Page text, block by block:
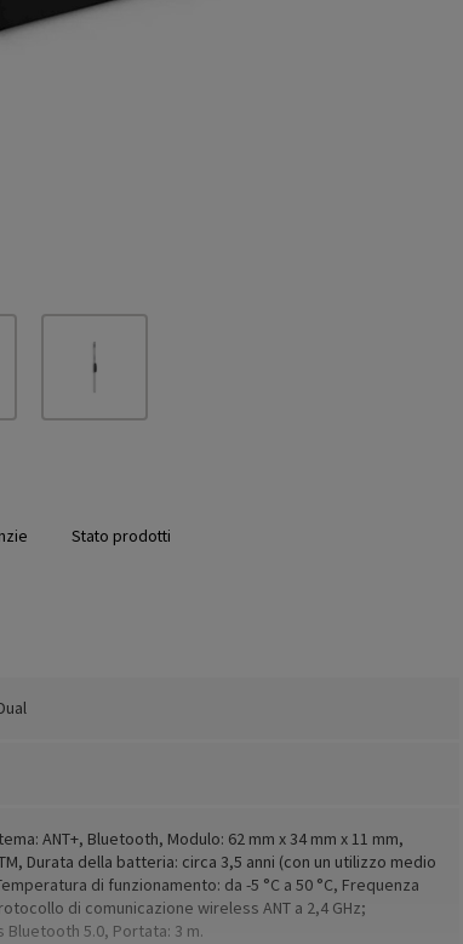
Stato prodotti
ANT+, Bluetooth, Modulo: 62 mm x 34 mm x 11 mm,
Durata della batteria: circa 3,5 anni (con un utilizzo medio
di funzionamento: da -5 °C a 50 °C, Frequenza
di comunicazione wireless ANT a 2,4 GHz;
5.0, Portata: 3 m.